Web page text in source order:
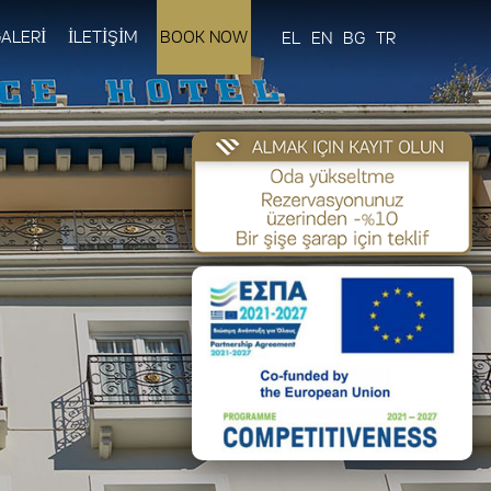
İLETİŞİM BOOK NOW EL EN BG TR